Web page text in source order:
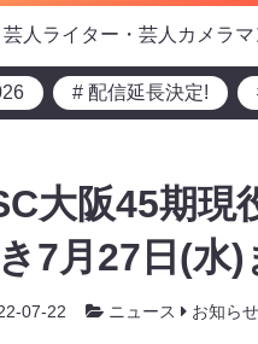
芸人ライター・芸人カメラマ
# 配信延長決定!
大阪45期現
7月27日(水)
07-22 ニュース お知らせ